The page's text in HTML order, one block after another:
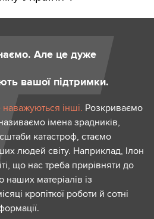
Але це дуже
вашої підтримки.
інші. Розкриваємо
імена зрадників,
катастроф, стаємо
людей світу. Наприклад, Ілон
що нас треба прирівняти до
наших матеріалів із
кропіткої роботи й сотні